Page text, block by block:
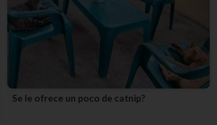
Se le ofrece un poco de catnip?